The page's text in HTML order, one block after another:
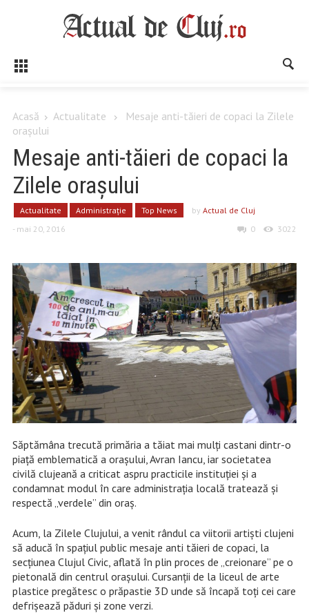
Acasă Actualitate
Mesaje anti-tăieri de copaci la Zilele
orașului
Mesaje anti-tăieri de copaci la
Zilele orașului
Actualitate Administrație Top News by Actual de Cluj
- mai 20, 2016
0 3022
Săptămâna trecută primăria a tăiat mai mulți castani dintr-o
piață emblematică a orașului, Avran Iancu, iar societatea
civilă clujeană a criticat aspru practicile instituției și a
condamnat modul în care administrația locală tratează și
respectă „verdele” din oraș.
Acum, la Zilele Clujului, a venit rândul ca viitorii artiști clujeni
să aducă în spațiul public mesaje anti tăieri de copaci, la
secțiunea Clujul Civic, aflată în plin proces de „creionare” pe o
pietonală din centrul orașului. Cursanții de la liceul de arte
plastice pregătesc o prăpastie 3D unde să încapă toți cei care
defrișează păduri și zone verzi.